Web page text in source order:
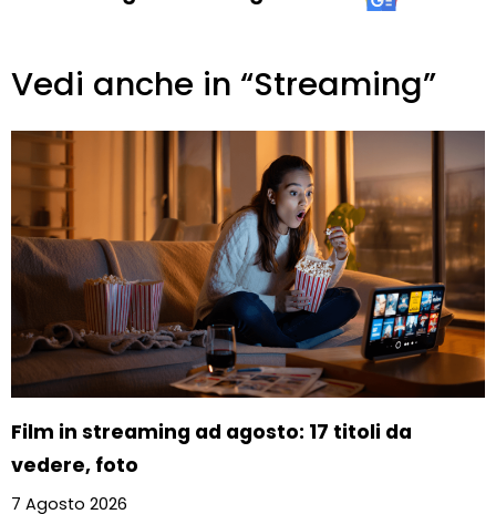
Vedi anche in “Streaming”
Film in streaming ad agosto: 17 titoli da
vedere, foto
7 Agosto 2026